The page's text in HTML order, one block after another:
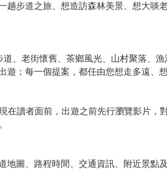
趟步道之旅、想造訪森林美景、想大
、老街懷舊、茶鄉風光、山村聚落、
；每一個提案，都任由您想走多遠、
在讀者面前，出遊之前先行瀏覽影片
地圖、路程時間、交通資訊、附近景